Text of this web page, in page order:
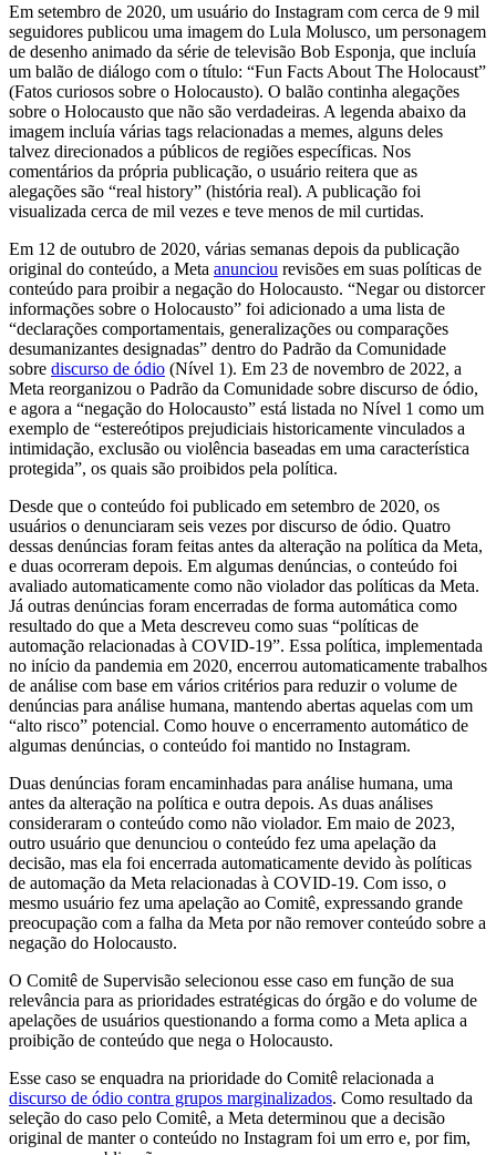
Em setembro de 2020, um usuário do Instagram com cerca de 9 mil
seguidores publicou uma imagem do Lula Molusco, um personagem
de desenho animado da série de televisão Bob Esponja, que incluía
um balão de diálogo com o título: “Fun Facts About The Holocaust”
(Fatos curiosos sobre o Holocausto). O balão continha alegações
sobre o Holocausto que não são verdadeiras. A legenda abaixo da
imagem incluía várias tags relacionadas a memes, alguns deles
talvez direcionados a públicos de regiões específicas. Nos
comentários da própria publicação, o usuário reitera que as
alegações são “real history” (história real). A publicação foi
visualizada cerca de mil vezes e teve menos de mil curtidas.
Em 12 de outubro de 2020, várias semanas depois da publicação
original do conteúdo, a Meta anunciou revisões em suas políticas de
conteúdo para proibir a negação do Holocausto. “Negar ou distorcer
informações sobre o Holocausto” foi adicionado a uma lista de
“declarações comportamentais, generalizações ou comparações
desumanizantes designadas” dentro do Padrão da Comunidade
sobre discurso de ódio (Nível 1). Em 23 de novembro de 2022, a
Meta reorganizou o Padrão da Comunidade sobre discurso de ódio,
e agora a “negação do Holocausto” está listada no Nível 1 como um
exemplo de “estereótipos prejudiciais historicamente vinculados a
intimidação, exclusão ou violência baseadas em uma característica
protegida”, os quais são proibidos pela política.
Desde que o conteúdo foi publicado em setembro de 2020, os
usuários o denunciaram seis vezes por discurso de ódio. Quatro
dessas denúncias foram feitas antes da alteração na política da Meta,
e duas ocorreram depois. Em algumas denúncias, o conteúdo foi
avaliado automaticamente como não violador das políticas da Meta.
Já outras denúncias foram encerradas de forma automática como
resultado do que a Meta descreveu como suas “políticas de
automação relacionadas à COVID-19”. Essa política, implementada
no início da pandemia em 2020, encerrou automaticamente trabalhos
de análise com base em vários critérios para reduzir o volume de
denúncias para análise humana, mantendo abertas aquelas com um
“alto risco” potencial. Como houve o encerramento automático de
algumas denúncias, o conteúdo foi mantido no Instagram.
Duas denúncias foram encaminhadas para análise humana, uma
antes da alteração na política e outra depois. As duas análises
consideraram o conteúdo como não violador. Em maio de 2023,
outro usuário que denunciou o conteúdo fez uma apelação da
decisão, mas ela foi encerrada automaticamente devido às políticas
de automação da Meta relacionadas à COVID-19. Com isso, o
mesmo usuário fez uma apelação ao Comitê, expressando grande
preocupação com a falha da Meta por não remover conteúdo sobre a
negação do Holocausto.
O Comitê de Supervisão selecionou esse caso em função de sua
relevância para as prioridades estratégicas do órgão e do volume de
apelações de usuários questionando a forma como a Meta aplica a
proibição de conteúdo que nega o Holocausto.
Esse caso se enquadra na prioridade do Comitê relacionada a
discurso de ódio contra grupos marginalizados. Como resultado da
seleção do caso pelo Comitê, a Meta determinou que a decisão
original de manter o conteúdo no Instagram foi um erro e, por fim,